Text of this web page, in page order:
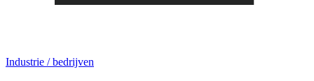
Industrie / bedrijven